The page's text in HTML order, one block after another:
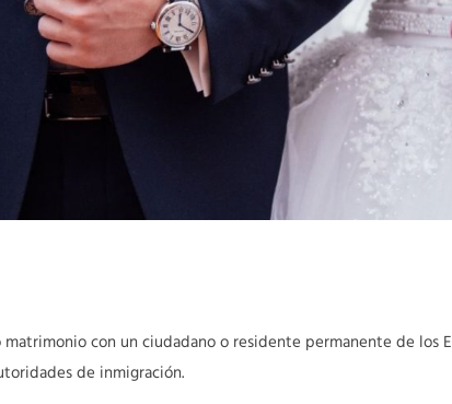
con un ciudadano o residente permanente de los
de inmigración.